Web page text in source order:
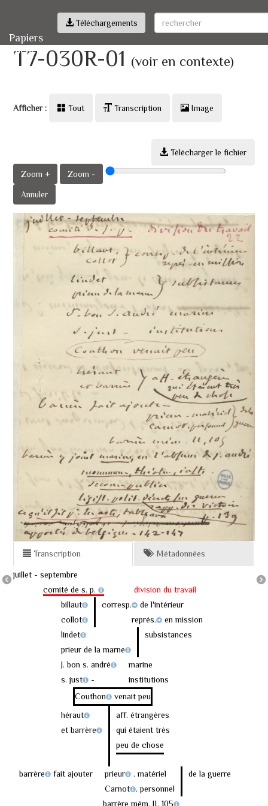
Papiers
Michelet
Téléchargements
T7-030R-01 (voir en contexte)
Afficher : Tout Transcription Image
Télécharger le fichier
Zoom + Zoom -
Annuler
Transcription Métadonnées
juillet - septembre
comité de s. p.
division du travail
billaut
collot
corresp.
de l'intérieur
représ.
en mission
lindet
prieur de la marne
subsistances
J. bon s. andré
marine
s. just
-
institutions
Couthon
venait peu
héraut
etbarrère
aff. étrangères
qui étaient très
peu de chose
barrère fait ajouter prieur
. matériel
Carnot
. personnel
de la guerre
barrère mém. II, 105